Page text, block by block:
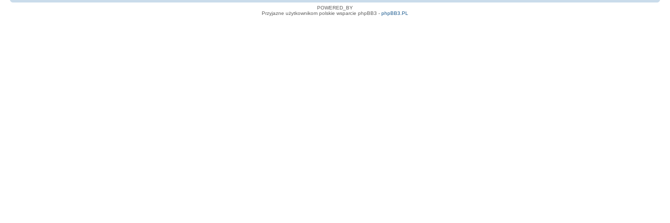
POWERED_BY
Przyjazne użytkownikom polskie wsparcie phpBB3 - phpBB3.PL